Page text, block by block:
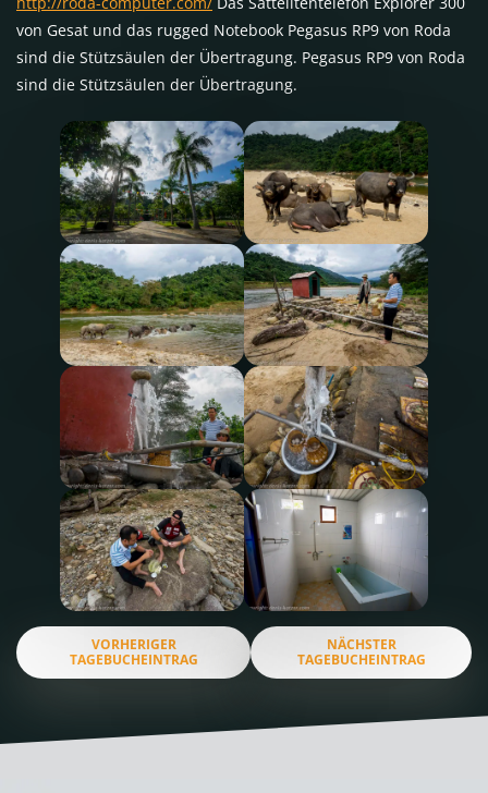
von Gesat und das rugged Notebook Pegasus RP9 von Roda
sind die Stützsäulen der Übertragung. Pegasus RP9 von Roda
sind die Stützsäulen der Übertragung.
VORHERIGER
TAGEBUCHEINTRAG
NÄCHSTER
TAGEBUCHEINTRAG